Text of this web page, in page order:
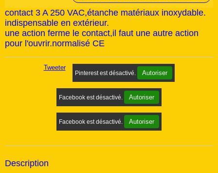
contact 3 A 250 VAC,étanche matériaux inoxydable.
indispensable en extérieur.
une action ferme le contact,il faut une autre action
pour l'ouvrir.normalisé CE
Tweeter
Pinterest est désactivé. Autoriser
Facebook est désactivé. Autoriser
Facebook est désactivé. Autoriser
Description